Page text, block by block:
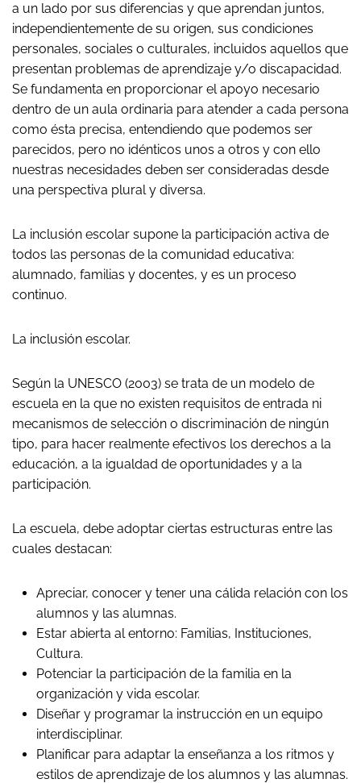
a un lado por sus diferencias y que aprendan juntos,
independientemente de su origen, sus condiciones
personales, sociales o culturales, incluidos aquellos que
presentan problemas de aprendizaje y/o discapacidad.
Se fundamenta en proporcionar el apoyo necesario
dentro de un aula ordinaria para atender a cada persona
como ésta precisa, entendiendo que podemos ser
parecidos, pero no idénticos unos a otros y con ello
nuestras necesidades deben ser consideradas desde
una perspectiva plural y diversa.
La inclusión escolar supone la participación activa de
todos las personas de la comunidad educativa:
alumnado, familias y docentes, y es un proceso
continuo.
La inclusión escolar.
Según la UNESCO (2003) se trata de un modelo de
escuela en la que no existen requisitos de entrada ni
mecanismos de selección o discriminación de ningún
tipo, para hacer realmente efectivos los derechos a la
educación, a la igualdad de oportunidades y a la
participación.
La escuela, debe adoptar ciertas estructuras entre las
cuales destacan:
Apreciar, conocer y tener una cálida relación con los
alumnos y las alumnas.
Estar abierta al entorno: Familias, Instituciones,
Cultura.
Potenciar la participación de la familia en la
organización y vida escolar.
Diseñar y programar la instrucción en un equipo
interdisciplinar.
Planificar para adaptar la enseñanza a los ritmos y
estilos de aprendizaje de los alumnos y las alumnas.